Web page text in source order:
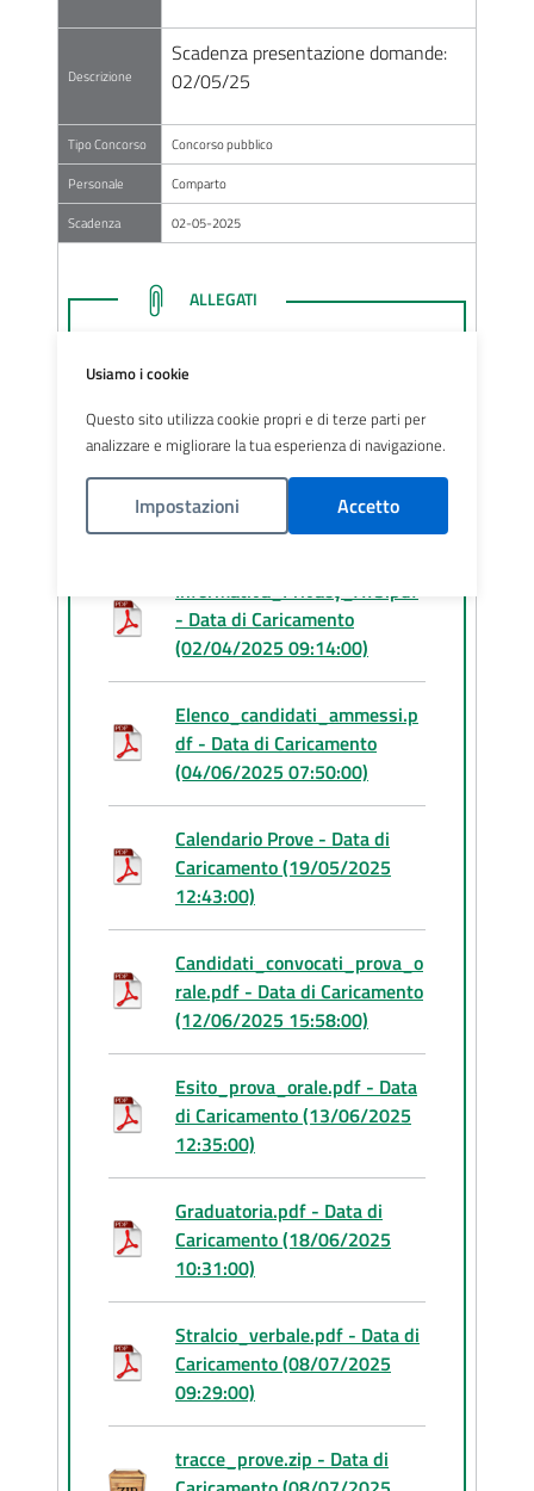
Descrizione
Scadenza presentazione domande:
02/05/25
Tipo Concorso
Concorso pubblico
Personale
Comparto
Scadenza
02-05-2025
LINK ALLEGATI
ALLEGATI
Bando concorso per n. 2 posti
di collaboratore
Caricamento (02/04/2025
09:12:00)
Informativa_Privacy_ATS.pdf
- Data di Caricamento
(02/04/2025 09:14:00)
Elenco_candidati_ammessi.p
df - Data di Caricamento
(04/06/2025 07:50:00)
Calendario Prove - Data di
Caricamento (19/05/2025
12:43:00)
Candidati_convocati_prova_o
rale.pdf - Data di Caricamento
(12/06/2025 15:58:00)
Esito_prova_orale.pdf - Data
di Caricamento (13/06/2025
12:35:00)
Graduatoria.pdf - Data di
Caricamento (18/06/2025
10:31:00)
Stralcio_verbale.pdf - Data di
Caricamento (08/07/2025
09:29:00)
tracce_prove.zip - Data di
Usiamo i cookie
Questo sito utilizza cookie propri e di terze parti per
analizzare e migliorare la tua esperienza di navigazione.
Impostazioni Accetto